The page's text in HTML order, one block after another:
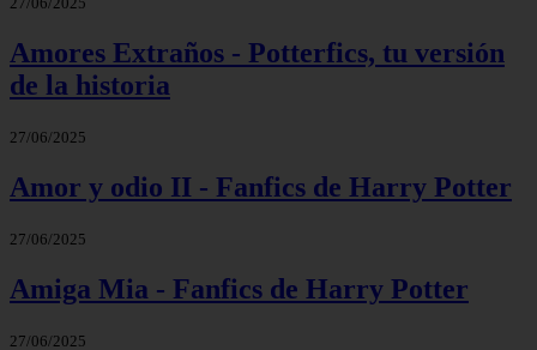
Amores Extraños - Potterfics, tu versión
de la historia
27/06/2025
Amor y odio II - Fanfics de Harry Potter
27/06/2025
Amiga Mia - Fanfics de Harry Potter
27/06/2025